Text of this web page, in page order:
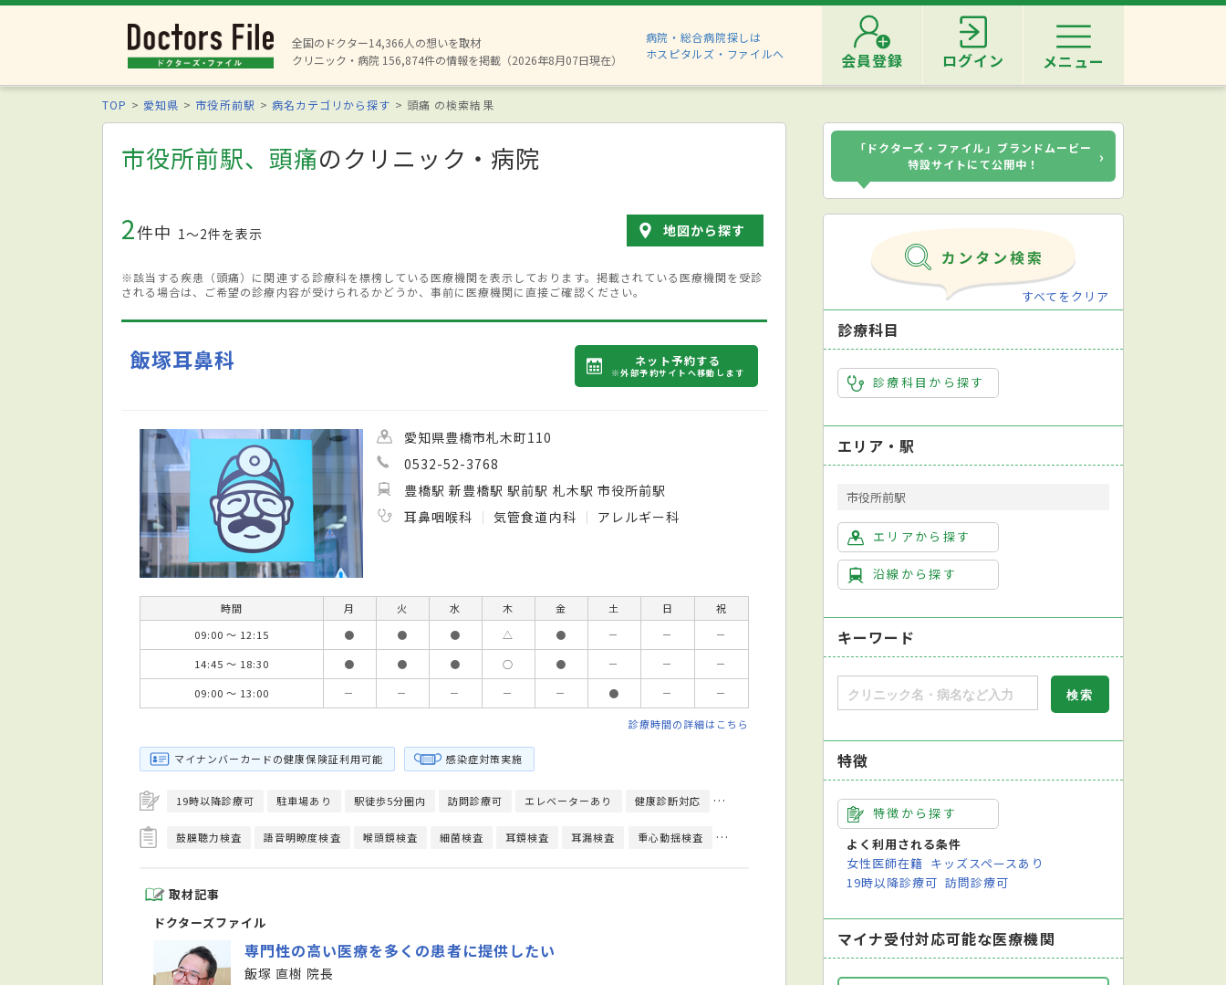
全国のドクター14,366人の想いを取材
クリニック・病院 156,874件の情報を掲載（2026年8月07日現在）
病院・総合病院探しは
ホスピタルズ・ファイルへ
会員登録 ログイン メニュー
TOP 愛知県 市役所前駅 病名カテゴリから探す 頭痛 の検索結果
市役所前駅、頭痛のクリニック・病院
2件中 1〜2件を表示 地図から探す
※該当する疾患（頭痛）に関連する診療科を標榜している医療機関を表示しております。掲載されている医療機関を受診
される場合は、ご希望の診療内容が受けられるかどうか、事前に医療機関に直接ご確認ください。
飯塚耳鼻科 ネット予約する
※外部予約サイトへ移動します
愛知県豊橋市札木町110
0532-52-3768
豊橋駅 新豊橋駅 駅前駅 札木駅 市役所前駅
耳鼻咽喉科
気管食道内科 アレルギー科
時間 月 火 水 木 金 土 日
祝
09:00 ～ 12:15
● ● ● △ ● － －
－
14:45 ～ 18:30
● ● ● ○ ● － －
－
09:00 ～ 13:00
－ － － － － ● － －
診療時間の詳細はこちら
マイナンバーカードの健康保険証利用可能 感染症対策実施
19時以降診療可 駐車場あり 駅徒歩5分圏内 訪問診療可 エレベーターあり 健康診断対応 日本耳鼻咽喉科学会耳鼻咽喉科専門医 日本気管食道科学会気管食道科専門医
鼓膜聴力検査 語音明瞭度検査 喉頭鏡検査 細菌検査 耳鏡検査 耳漏検査 重心動揺検査 舌下免疫療法 足踏み検査 中耳ファイバー検査
取材記事
ドクターズファイル
専門性の高い医療を多くの患者に提供したい
飯塚 直樹 院長
「ドクターズ・ファイル」ブランドムービー
特設サイトにて公開中！
›
すべてをクリア
診療科目
診療科目から探す
エリア・駅
市役所前駅
エリアから探す
沿線から探す
キーワード
特徴
特徴から探す
よく利用される条件
女性医師在籍 キッズスペースあり
19時以降診療可 訪問診療可
マイナ受付対応可能な医療機関